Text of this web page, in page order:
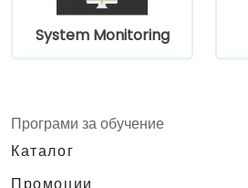
System Monitoring
Програми за обучение
Каталог
Промоции